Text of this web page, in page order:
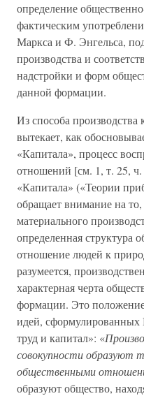
определение
фактическим
Маркса и Ф. Энгельса,
производства и
надстройки и форм
данной формации.
Из способа
вытекает, как
«Капитала», процесс
отношений [см. 1, т. 25,
«Капитала» («Теории
обращает внимание на
материального
определенная структура
отношение людей к
разумеется,
характерная черта
формации. Это
идей,
труд и капитал»: «
совокупности образуют
общественными
образуют общество,